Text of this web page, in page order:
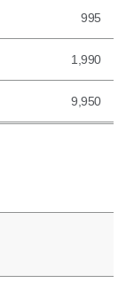
995
1,990
9,950